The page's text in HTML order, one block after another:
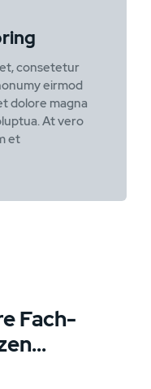
consetetur
eirmod
dolore magna
At vero
et
Fach-